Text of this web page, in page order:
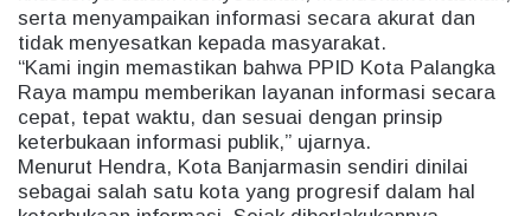
serta menyampaikan informasi secara akurat dan
tidak menyesatkan kepada masyarakat.
“Kami ingin memastikan bahwa PPID Kota Palangka
Raya mampu memberikan layanan informasi secara
cepat, tepat waktu, dan sesuai dengan prinsip
keterbukaan informasi publik,” ujarnya.
Menurut Hendra, Kota Banjarmasin sendiri dinilai
sebagai salah satu kota yang progresif dalam hal